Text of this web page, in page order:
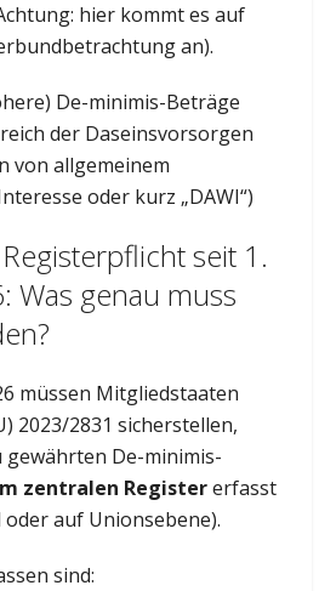
hier kommt es auf
an).
De-minimis-Beträge
der Daseinsvorsorgen
von allgemeinem
oder kurz „DAWI“)
seit 1.
Was genau muss
müssen Mitgliedstaaten
2023/2831 sicherstellen,
gewährten De-minimis-
zentralen Registererfasst
auf Unionsebene).
sind: